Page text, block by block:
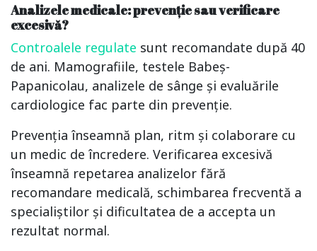
Analizele medicale: prevenție sau verificare
excesivă?
Controalele regulate sunt recomandate după 40
de ani. Mamografiile, testele Babeș-
Papanicolau, analizele de sânge și evaluările
cardiologice fac parte din prevenție.
Prevenția înseamnă plan, ritm și colaborare cu
un medic de încredere. Verificarea excesivă
înseamnă repetarea analizelor fără
recomandare medicală, schimbarea frecventă a
specialiștilor și dificultatea de a accepta un
rezultat normal.